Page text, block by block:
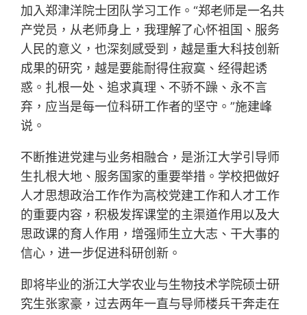
加入郑津洋院士团队学习工作。“郑老师是一名共
产党员，从老师身上，我理解了心怀祖国、服务
人民的意义，也深刻感受到，越是重大科技创新
成果的研究，越是要能耐得住寂寞、经得起诱
惑。扎根一处、追求真理、不骄不躁、永不言
弃，应当是每一位科研工作者的坚守。”施建峰
说。
不断推进党建与业务相融合，是浙江大学引导师
生扎根大地、服务国家的重要举措。学校把做好
人才思想政治工作作为高校党建工作和人才工作
的重要内容，积极发挥课堂的主渠道作用以及大
思政课的育人作用，增强师生立大志、干大事的
信心，进一步促进科研创新。
即将毕业的浙江大学农业与生物技术学院硕士研
究生张家豪，过去两年一直与导师楼兵干奔走在